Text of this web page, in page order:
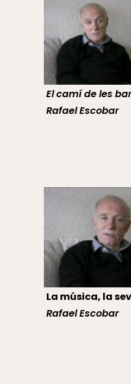
El camí de les
Rafael Escobar
La música, la
Rafael Escobar